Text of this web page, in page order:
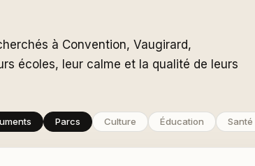
à Convention, Vaugirard,
écoles, leur calme et la qualité de leurs
Parcs Culture Éducation Santé